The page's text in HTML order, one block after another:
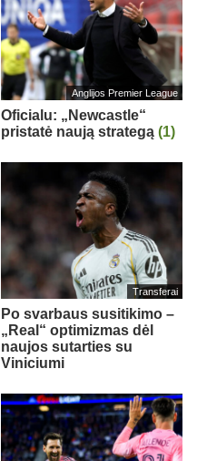
Anglijos Premier League
Oficialu: „Newcastle“
pristatė naują strategą (1)
Transferai
Po svarbaus susitikimo –
„Real“ optimizmas dėl
naujos sutarties su
Viniciumi